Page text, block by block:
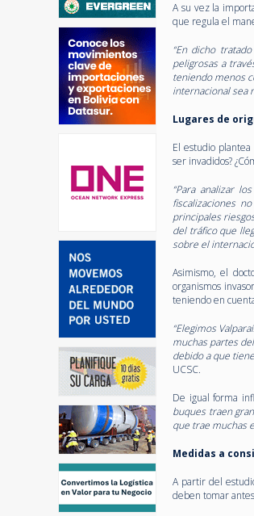
A su vez la
que regula el
“En dicho
peligrosas a
teniendo menos
internacional sea
Lugares de
El estudio
ser invadidos?
“Para analizar
fiscalizaciones
principales
del tráfico que
sobre el
Asimismo, el
organismos
teniendo en
“Elegimos
muchas partes
debido a que
UCSC.
De igual forma
buques traen
que trae muchas
Medidas a
A partir del
deben tomar